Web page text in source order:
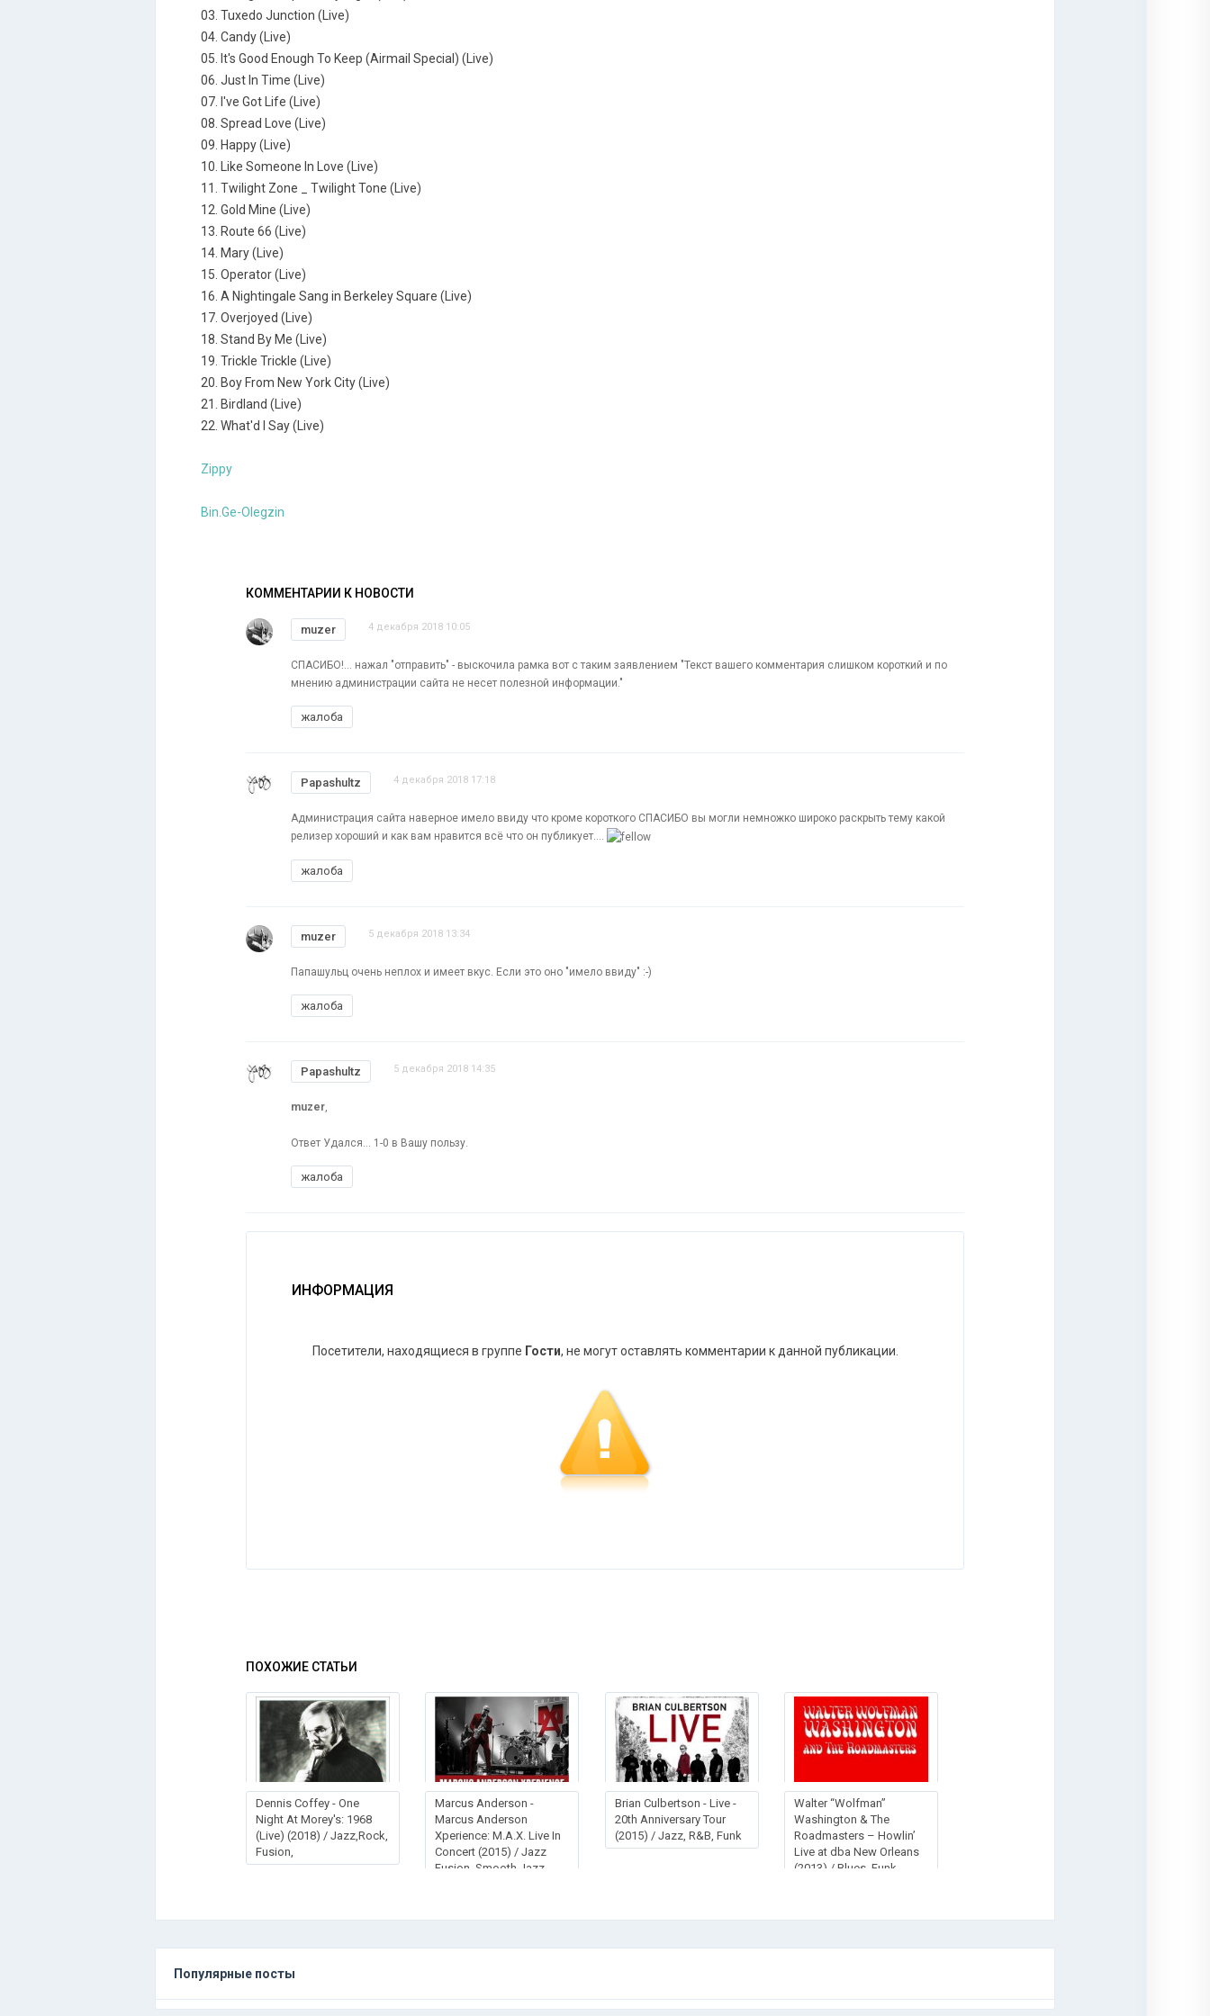
03. Tuxedo Junction (Live)
04. Candy (Live)
05. It's Good Enough To Keep (Airmail Special) (Live)
06. Just In Time (Live)
07. I've Got Life (Live)
08. Spread Love (Live)
09. Happy (Live)
10. Like Someone In Love (Live)
11. Twilight Zone _ Twilight Tone (Live)
12. Gold Mine (Live)
13. Route 66 (Live)
14. Mary (Live)
15. Operator (Live)
16. A Nightingale Sang in Berkeley Square (Live)
17. Overjoyed (Live)
18. Stand By Me (Live)
19. Trickle Trickle (Live)
20. Boy From New York City (Live)
21. Birdland (Live)
22. What'd I Say (Live)
Zippy
Bin.Ge-Olegzin
КОММЕНТАРИИ К НОВОСТИ
muzer 4 декабря 2018 10:05
СПАСИБО!... нажал "отправить" - выскочила рамка вот с таким заявлением "Текст вашего комментария слишком короткий и по
мнению администрации сайта не несет полезной информации."
жалоба
Papashultz 4 декабря 2018 17:18
Администрация сайта наверное имело ввиду что кроме короткого СПАСИБО вы могли немножко широко раскрыть тему какой
релизер хороший и как вам нравится всё что он публикует....
жалоба
muzer 5 декабря 2018 13:34
Папашульц очень неплох и имеет вкус. Если это оно "имело ввиду" :-)
жалоба
Papashultz 5 декабря 2018 14:35
muzer,
Ответ Удался... 1-0 в Вашу пользу.
жалоба
ИНФОРМАЦИЯ
Посетители, находящиеся в группе Гости, не могут оставлять комментарии к данной публикации.
ПОХОЖИЕ СТАТЬИ
Dennis Coffey - One
Night At Morey's: 1968
(Live) (2018) / Jazz,Rock,
Fusion,
Marcus Anderson -
Marcus Anderson
Xperience: M.A.X. Live In
Concert (2015) / Jazz
Fusion, Smooth Jazz
Brian Culbertson - Live -
20th Anniversary Tour
(2015) / Jazz, R&B, Funk
Walter “Wolfman”
Washington & The
Roadmasters – Howlin’
Live at dba New Orleans
(2013) / Blues, Funk
Популярные посты